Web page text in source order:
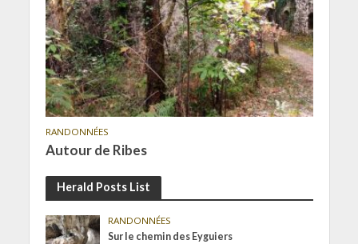
RANDONNÉES
Autour de Ribes
Herald Posts List
RANDONNÉES
Sur le chemin des Eyguiers